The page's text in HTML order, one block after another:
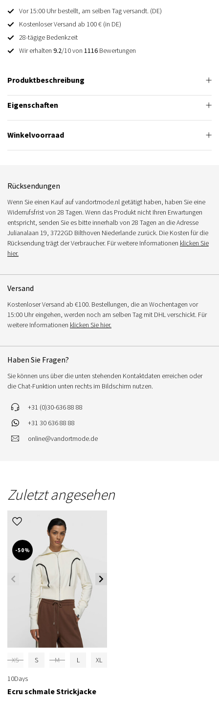
Vor 15:00 Uhr bestellt, am selben Tag versandt. (DE)
Kostenloser Versand ab 100 € (in DE)
28-tägige Bedenkzeit
Wir erhalten 9.2/10 von 1116 Bewertungen
Produktbeschreibung
Eigenschaften
Winkelvoorraad
Rücksendungen
Wenn Sie einen Kauf auf vandortmode.nl getätigt haben, haben Sie eine
Widerrufsfrist von 28 Tagen. Wenn das Produkt nicht Ihren Erwartungen
entspricht, senden Sie es bitte innerhalb von 28 Tagen an die Adresse
Julianalaan 19, 3722GD Bilthoven Niederlande zurück. Die Kosten für die
Rücksendung trägt der Verbraucher. Für weitere Informationen klicken Sie
hier.
Versand
Kostenloser Versand ab €100. Bestellungen, die an Wochentagen vor
15:00 Uhr eingehen, werden noch am selben Tag mit DHL verschickt. Für
weitere Informationen klicken Sie hier.
Haben Sie Fragen?
Sie können uns über die unten stehenden Kontaktdaten erreichen oder
die Chat-Funktion unten rechts im Bildschirm nutzen.
+31 (0)30-636 88 88
+31 30 636 88 88
online@vandortmode.de
Zuletzt angesehen
-50%
XS S M L XL
10Days
Ecru schmale Strickjacke